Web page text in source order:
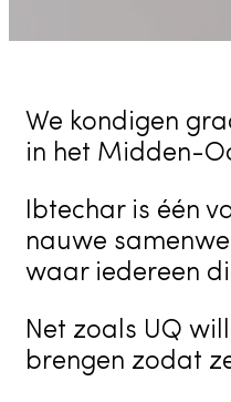
We kondigen
in het Midden-
Ibtechar is één
nauwe
waar iedereen
Net zoals UQ
brengen zodat